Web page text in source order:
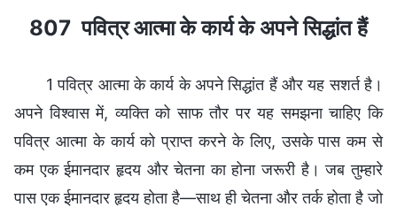
807 पवित्र आत्मा के कार्य के अपने सिद्धांत हैं
1 पवित्र आत्मा के कार्य के अपने सिद्धांत हैं और यह सशर्त है।
अपने विश्वास में, व्यक्ति को साफ तौर पर यह समझना चाहिए कि
पवित्र आत्मा के कार्य को प्राप्त करने के लिए, उसके पास कम से
कम एक ईमानदार हृदय और चेतना का होना जरूरी है। जब तुम्हारे
पास एक ईमानदार हृदय होता है—साथ ही चेतना और तर्क होता है जो